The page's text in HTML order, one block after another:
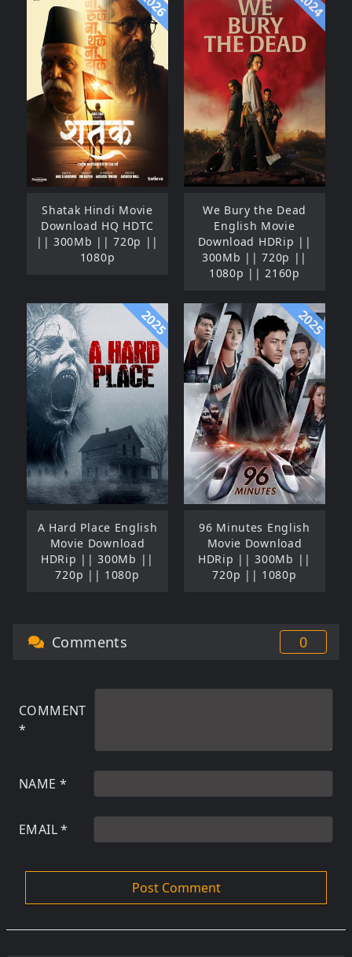
Shatak Hindi Movie
Download HQ HDTC
|| 300Mb || 720p ||
1080p
We Bury the Dead
English Movie
Download HDRip ||
300Mb || 720p ||
1080p || 2160p
2025
A Hard Place English
Movie Download
HDRip || 300Mb ||
720p || 1080p
2025
96 Minutes English
Movie Download
HDRip || 300Mb ||
720p || 1080p
Comments 0
COMMENT
*
NAME *
EMAIL*